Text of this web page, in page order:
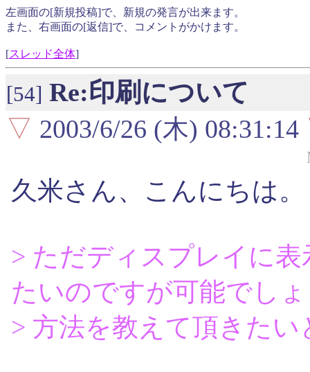
左画面の[新規投稿]で、新規の発言が出来ます。
また、右画面の[返信]で、コメントがかけます。
[スレッド全体]
[54] Re:印刷について
▽ 2003/6/26 (木) 08:31:14
久米さん、こんにちは。
> ただディスプレイに
たいのですが可能でし
> 方法を教えて頂きたい